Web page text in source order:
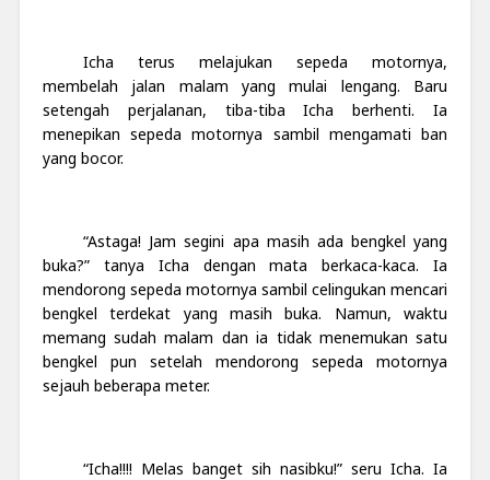
Icha terus melajukan sepeda motornya,
membelah jalan malam yang mulai lengang. Baru
setengah perjalanan, tiba-tiba Icha berhenti. Ia
menepikan sepeda motornya sambil mengamati ban
yang bocor.
“Astaga! Jam segini apa masih ada bengkel yang
buka?” tanya Icha dengan mata berkaca-kaca. Ia
mendorong sepeda motornya sambil celingukan mencari
bengkel terdekat yang masih buka. Namun, waktu
memang sudah malam dan ia tidak menemukan satu
bengkel pun setelah mendorong sepeda motornya
sejauh beberapa meter.
“Icha!!!! Melas banget sih nasibku!” seru Icha. Ia